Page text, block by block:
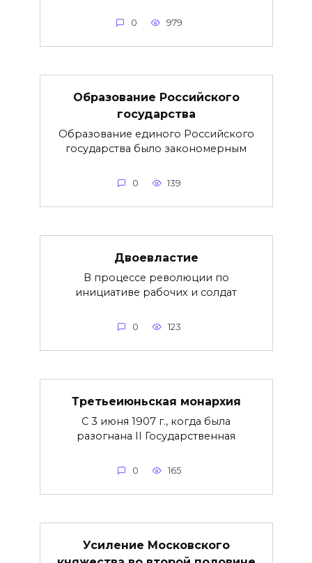
0 979
Образование Российского
государства
Образование единого Российского
государства было закономерным
0 139
Двоевластие
В процессе революции по
инициативе рабочих и солдат
0 123
Третьеиюньская монархия
С 3 июня 1907 г., когда была
разогнана II Государственная
0 165
Усиление Московского